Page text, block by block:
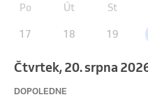
Po Út St
17 18 19
čtvrtek, 20. srpna
DOPOLEDNE